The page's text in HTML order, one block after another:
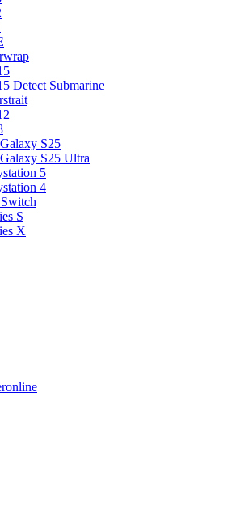
Detect Submarine
S25
S25 Ultra
5
4
S
X